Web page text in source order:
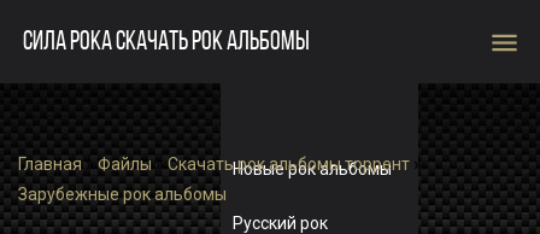
СИЛА РОКА СКАЧАТЬ РОК АЛЬБОМЫ menu
Новые рок альбомы
Русский рок
Главная»Файлы»Скачать рок альбомы торрент »
Зарубежные рок альбомы